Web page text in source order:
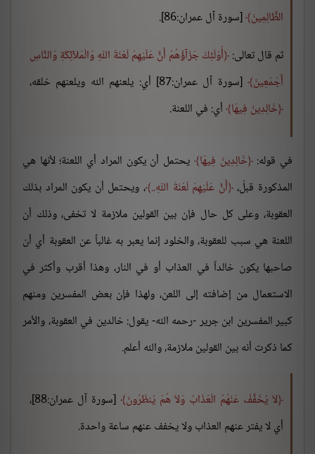
الظَّالِمِينَ [سورة آل عمران:86].
ثم قال تعالى: أُوْلَئِكَ جَزَآؤُهُمْ أَنَّ عَلَيْهِمْ لَعْنَةَ اللّهِ وَالْمَلآئِكَةِ وَالنَّاسِ
أَجْمَعِينَ [سورة آل عمران:87] أي: يلعنهم الله ويلعنهم خلقه،
خَالِدِينَ فِيهَا أي: في اللعنة.
في قوله: خَالِدِينَ فِيهَا يحتمل أن يكون المراد أي اللعنة؛ لأنها هي
المذكورة قبلُ، أَنَّ عَلَيْهِمْ لَعْنَةَ اللّهِ.. ، ويحتمل أن يكون المراد بذلك
العقوبة، وعلى كل حال فإن بين القولين ملازمة لا تخفى، وذلك أن
اللعنة هي سبب للعقوبة، والخلود إنما يعبر به غالباً عن العقوبة أي أن
صاحبها يكون خالداً في العذاب أو في النار، وهذا أقرب وأكثر في
الاستعمال من إضافته إلى اللعن، ولهذا فإن بعض المفسرين ومنهم
كبير المفسرين ابن جرير -رحمه الله- يقول: خالدين في العقوبة، والأمر
كما ذكرت أنه بين القولين ملازمة، والله أعلم.
لاَ يُخَفَّفُ عَنْهُمُ الْعَذَابُ وَلاَ هُمْ يُنظَرُونَ
[سورة آل عمران:88]،
أي لا يفتر عنهم العذاب ولا يخفف عنهم ساعة واحدة.